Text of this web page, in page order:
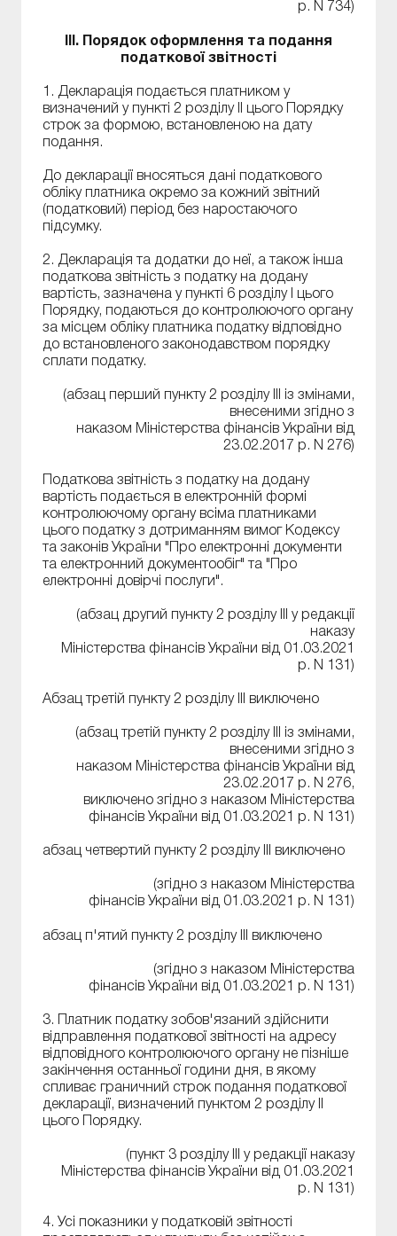
р. N 734)
III. Порядок оформлення та подання
податкової звітності
1. Декларація подається платником у
визначений у пункті 2 розділу II цього Порядку
строк за формою, встановленою на дату
подання.
До декларації вносяться дані податкового
обліку платника окремо за кожний звітний
(податковий) період без наростаючого
підсумку.
2. Декларація та додатки до неї, а також інша
податкова звітність з податку на додану
вартість, зазначена у пункті 6 розділу I цього
Порядку, подаються до контролюючого органу
за місцем обліку платника податку відповідно
до встановленого законодавством порядку
сплати податку.
(абзац перший пункту 2 розділу ІІІ із змінами,
внесеними згідно з
наказом Міністерства фінансів України від
23.02.2017 р. N 276)
Податкова звітність з податку на додану
вартість подається в електронній формі
контролюючому органу всіма платниками
цього податку з дотриманням вимог Кодексу
та законів України "Про електронні документи
та електронний документообіг" та "Про
електронні довірчі послуги".
(абзац другий пункту 2 розділу ІІІ у редакції
наказу
Міністерства фінансів України від 01.03.2021
р. N 131)
Абзац третій пункту 2 розділу ІІІ виключено
(абзац третій пункту 2 розділу ІІІ із змінами,
внесеними згідно з
наказом Міністерства фінансів України від
23.02.2017 р. N 276,
виключено згідно з наказом Міністерства
фінансів України від 01.03.2021 р. N 131)
абзац четвертий пункту 2 розділу ІІІ виключено
(згідно з наказом Міністерства
фінансів України від 01.03.2021 р. N 131)
абзац п'ятий пункту 2 розділу ІІІ виключено
(згідно з наказом Міністерства
фінансів України від 01.03.2021 р. N 131)
3. Платник податку зобов'язаний здійснити
відправлення податкової звітності на адресу
відповідного контролюючого органу не пізніше
закінчення останньої години дня, в якому
спливає граничний строк подання податкової
декларації, визначений пунктом 2 розділу II
цього Порядку.
(пункт 3 розділу ІІІ у редакції наказу
Міністерства фінансів України від 01.03.2021
р. N 131)
4. Усі показники у податковій звітності